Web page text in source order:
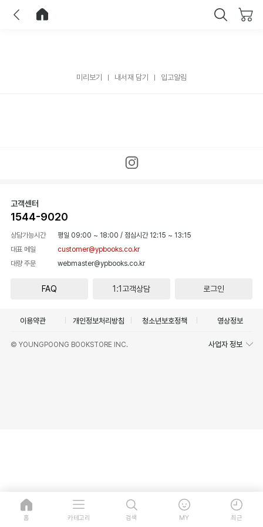
미리보기 내서재 담기 입고알림
고객센터
1544-9020
상담가능시간 평일 09:00 ~ 18:00 / 점심시간 12:15 ~ 13:15
대표 메일
customer@ypbooks.co.kr
대량 주문
webmaster@ypbooks.co.kr
FAQ 1:1고객상담 로그인
이용약관 개인정보처리방침 청소년보호정책 영상정보
© YOUNGPOONG BOOKSTORE INC. 사업자 정보
홈 카테고리 검색 MY 최근